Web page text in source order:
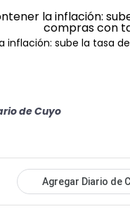
sube la tasa
de Cuyo
Agregar Diario de